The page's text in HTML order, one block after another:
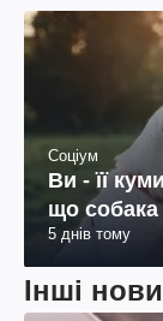
Соціум
Ви - її
що
5 днів тому
Інші